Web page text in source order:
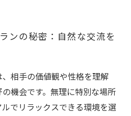
ンの秘密：自然な交流を
相手の価値観や性格を理解
機会です。無理に特別な場所
でリラックスできる環境を選